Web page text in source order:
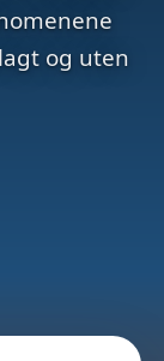
og uten